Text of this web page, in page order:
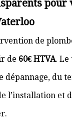
pour
de
de 60€ HTVA.
dépannage, du
l’installation et